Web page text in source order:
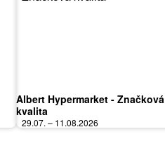
Albert Hypermarket - Značková
kvalita
29.07. – 11.08.2026